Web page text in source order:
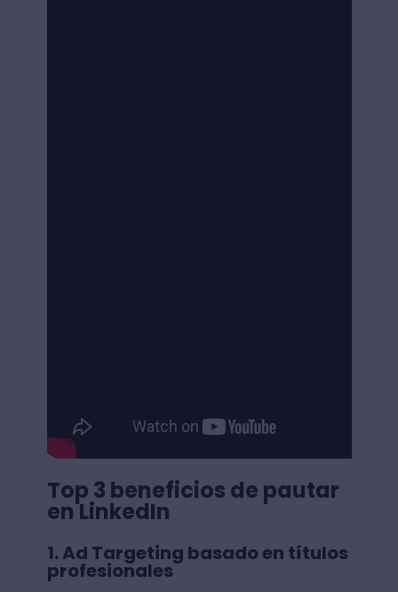
Top 3 beneficios de pautar
en LinkedIn
1. Ad Targeting basado en títulos
profesionales